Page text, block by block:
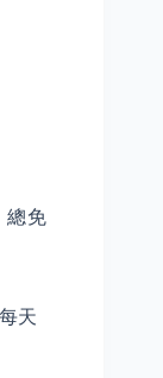
總免
天